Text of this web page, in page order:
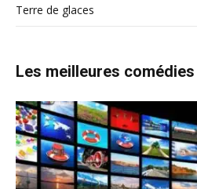
Terre de glaces
Les meilleures comédies